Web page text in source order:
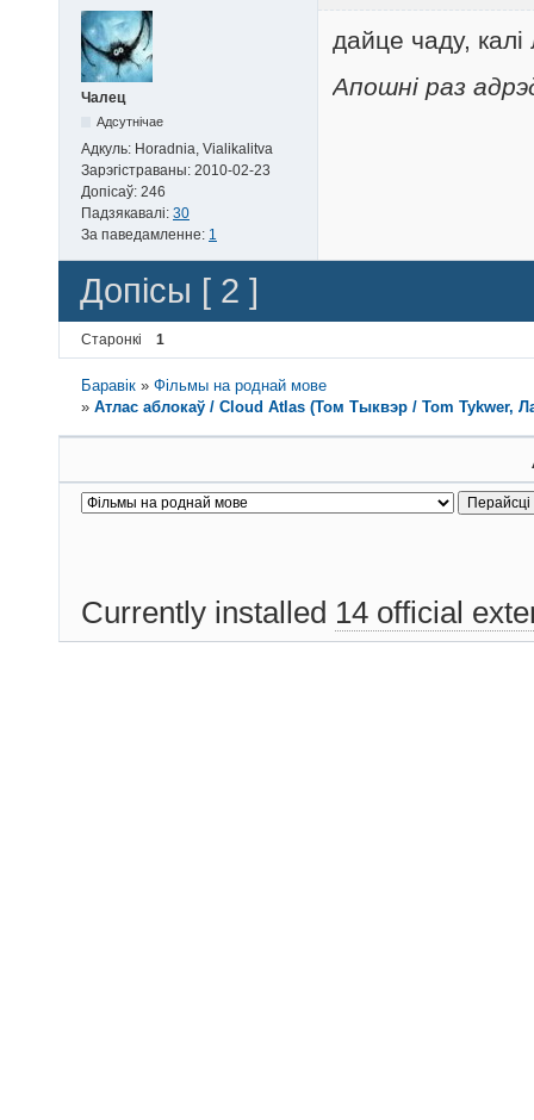
Чалец
Адсутнічае
Адкуль: Horadnia, Vialikalitva
Зарэгістраваны: 2010-02-23
Допісаў: 246
Падзякавалі: 30
За паведамленне: 1
дайце чаду, калі
Апошні раз
Допісы [ 2 ]
Старонкі 1
Баравік »Фільмы на роднай мове
»Атлас аблокаў / Cloud Atlas (Том Тыквэр / Tom Tykwer,
Currently installed 14 official